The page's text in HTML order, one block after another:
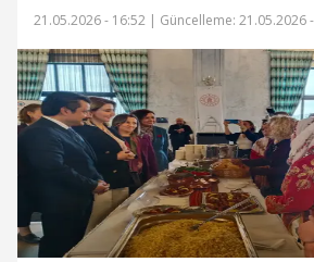
21.05.2026 - 16:52 | Güncelleme: 21.05.2026